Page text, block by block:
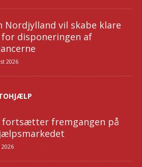
Nordjylland vil skabe klare
disponeringen af
2026
fortsætter fremgangen på